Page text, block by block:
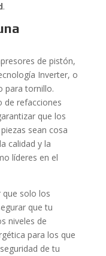
.
de pistón,
Inverter, o
para tornillo.
de refacciones
que los
sean cosa
calidad y la
líderes en el
que solo los
que tu
niveles de
para los que
de tu